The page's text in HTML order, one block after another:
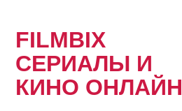
FILMBIX
СЕРИАЛЫ И
КИНО ОНЛАЙН